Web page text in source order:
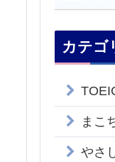
カテゴ
まこ
やさ